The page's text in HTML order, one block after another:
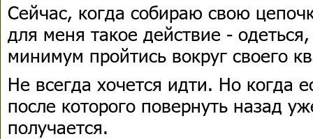
Сейчас, когда собираю свою
для меня такое действие -
минимум пройтись вокруг своего
Не всегда хочется идти. Но когда
после которого повернуть назад
получается.